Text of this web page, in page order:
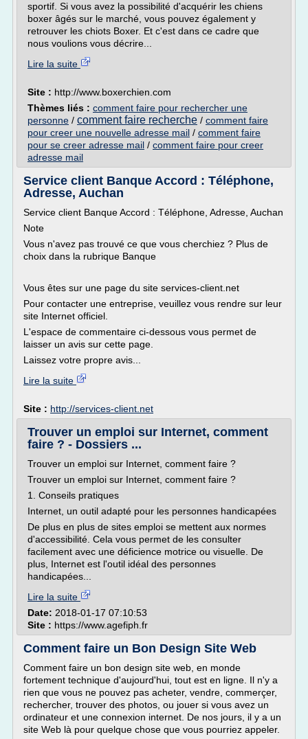
sportif. Si vous avez la possibilité d'acquérir les chiens
boxer âgés sur le marché, vous pouvez également y
retrouver les chiots Boxer. Et c'est dans ce cadre que
nous voulions vous décrire...
Lire la suite
Site : http://www.boxerchien.com
Thèmes liés : comment faire pour rechercher une
personne / comment faire recherche / comment faire
pour creer une nouvelle adresse mail / comment faire
pour se creer adresse mail / comment faire pour creer
adresse mail
Service client Banque Accord : Téléphone,
Adresse, Auchan
Service client Banque Accord : Téléphone, Adresse, Auchan
Note
Vous n'avez pas trouvé ce que vous cherchiez ? Plus de
choix dans la rubrique Banque
Vous êtes sur une page du site services-client.net
Pour contacter une entreprise, veuillez vous rendre sur leur
site Internet officiel.
L'espace de commentaire ci-dessous vous permet de
laisser un avis sur cette page.
Laissez votre propre avis...
Lire la suite
Site : http://services-client.net
Trouver un emploi sur Internet, comment
faire ? - Dossiers ...
Trouver un emploi sur Internet, comment faire ?
Trouver un emploi sur Internet, comment faire ?
1. Conseils pratiques
Internet, un outil adapté pour les personnes handicapées
De plus en plus de sites emploi se mettent aux normes
d'accessibilité. Cela vous permet de les consulter
facilement avec une déficience motrice ou visuelle. De
plus, Internet est l'outil idéal des personnes
handicapées...
Lire la suite
Date: 2018-01-17 07:10:53
Site : https://www.agefiph.fr
Comment faire un Bon Design Site Web
Comment faire un bon design site web, en monde
fortement technique d'aujourd'hui, tout est en ligne. Il n'y a
rien que vous ne pouvez pas acheter, vendre, commerçer,
rechercher, trouver des photos, ou jouer si vous avez un
ordinateur et une connexion internet. De nos jours, il y a un
site Web là pour quelque chose que vous pourriez appeler.